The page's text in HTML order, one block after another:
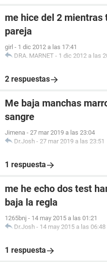
me hice del 2
pareja
girl - 1 dic 2012 a las 17:41
DRA. MARNET - 1 dic 2012 a las
2 respuestas
Me baja manchas
sangre
Jimena - 27 mar 2019 a las 23:04
Dr.Josh - 27 mar 2019 a las 23:51
1 respuesta
me he echo dos test
baja la regla
1265bnj - 14 may 2015 a las 01:21
Dr.Josh - 14 may 2015 a las 06:48
1 respuesta